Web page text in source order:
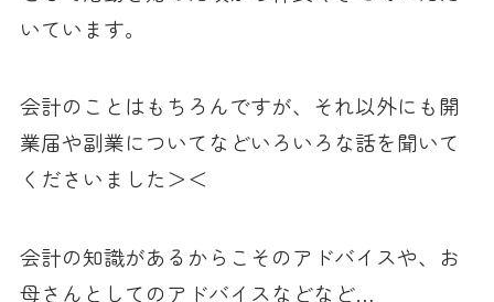
いています。
会計のことはもちろんですが、それ以外にも開
業届や副業についてなどいろいろな話を聞いて
くださいました＞＜
会計の知識があるからこそのアドバイスや、お
母さんとしてのアドバイスなどなど…